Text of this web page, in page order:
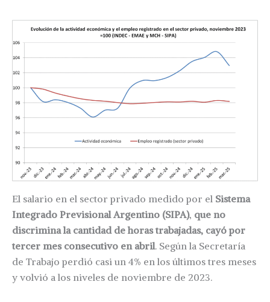
El salario en el sector privado medido por el Sistema
Integrado Previsional Argentino (SIPA), que no
discrimina la cantidad de horas trabajadas, cayó por
tercer mes consecutivo en abril. Según la Secretaría
de Trabajo perdió casi un 4% en los últimos tres meses
y volvió a los niveles de noviembre de 2023.